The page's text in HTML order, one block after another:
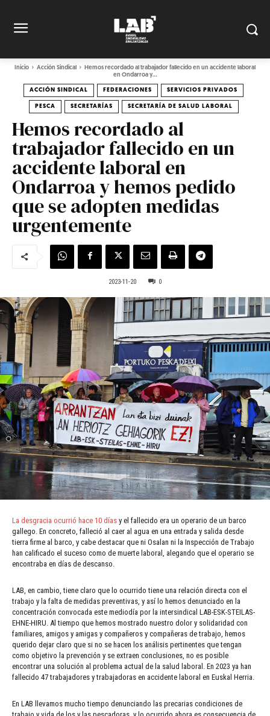
Inicio Acción Sindical
Hemos recordado al trabajador fallecido en un accidente laboral
en Ondarroa y...
ACCIÓN SINDICAL FEDERACIONES SERVICIOS PRIVADOS
PESCA SECRETARÍAS SECRETARÍA DE SALUD LABORAL
Hemos recordado al
trabajador fallecido en un
accidente laboral en
Ondarroa y hemos pedido
que se adopten medidas
urgentemente
2023-11-20 0
La desgracia ocurrió hace 10 días y el fallecido era un operario de un barco
gallego. En concreto, falleció al caer al agua en una entrada y salida desde
tierra firme al barco, y cabe destacar que ni Osalan ni la Inspección de Trabajo
han calificado el suceso como de muerte laboral, alegando que el operario se
encontraba en días de descanso.
LAB, en cambio, tiene claro que lo ocurrido tiene una relación directa con el
trabajo y la falta de medidas preventivas, y así lo hemos denunciado en la
concentración convocada este mediodía por la intersindical LAB-ESK-STEILAS-
EHNE-HIRU. Al tiempo que hemos mostrado nuestro dolor y solidaridad con
familiares, amigos y amigas y compañeros y compañeras de trabajo, hemos
querido dejar claro que si no se hacen los análisis pertinentes que tengan
como objetivo la prevención y se extraen conclusiones, no es posible
encontrar una solución al problema actual de la salud laboral. En 2023 ya han
fallecido 47 trabajadores y trabajadoras en accidente laboral en Euskal Herria.
En LAB llevamos mucho tiempo denunciando las precarias condiciones de